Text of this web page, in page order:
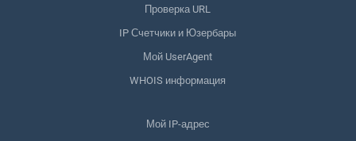
Проверка URL
IP Счетчики и Юзербары
Мой UserAgent
WHOIS информация
Мой IP-адрес